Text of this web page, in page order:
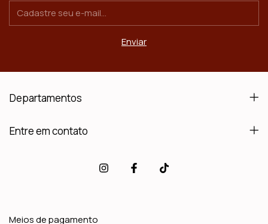
Departamentos
Entre em contato
Meios de pagamento